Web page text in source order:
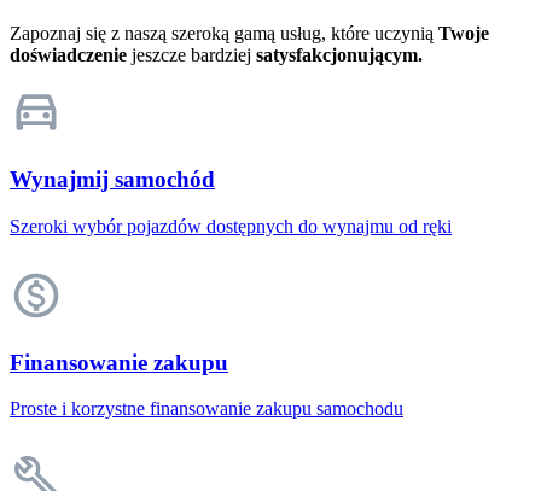
Zapoznaj się z naszą szeroką gamą usług, które uczynią Twoje
doświadczenie jeszcze bardziej satysfakcjonującym.
Wynajmij samochód
Szeroki wybór pojazdów dostępnych do wynajmu od ręki
Finansowanie zakupu
Proste i korzystne finansowanie zakupu samochodu